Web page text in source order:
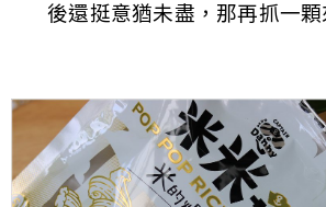
後還挺意猶未盡，那再抓一